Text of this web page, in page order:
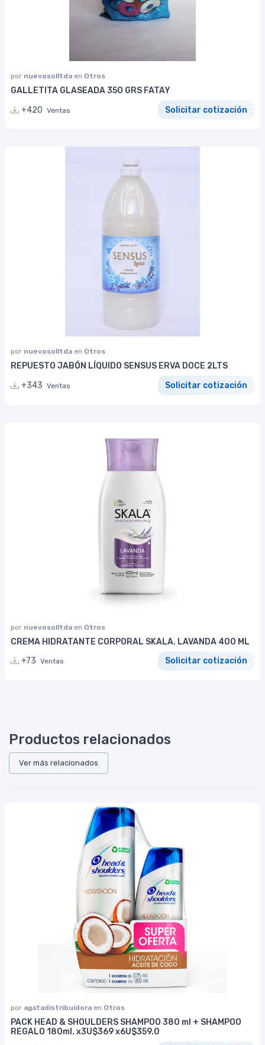
por nuevosolltda en Otros
GALLETITA GLASEADA 350 GRS FATAY
+420 Ventas Solicitar cotización
por nuevosolltda en Otros
REPUESTO JABÓN LÍQUIDO SENSUS ERVA DOCE 2LTS
+343 Ventas Solicitar cotización
por nuevosolltda en Otros
CREMA HIDRATANTE CORPORAL SKALA. LAVANDA 400 ML
+73 Ventas Solicitar cotización
Productos relacionados
Ver más relacionados
por agatadistribuidora en Otros
PACK HEAD & SHOULDERS SHAMPOO 380 ml + SHAMPOO
REGALO 180ml. x3U$369 x6U$359.0